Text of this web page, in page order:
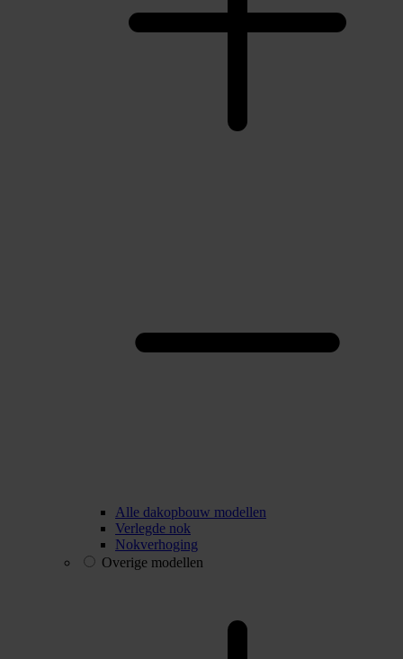
Alle dakopbouw modellen
Verlegde nok
Nokverhoging
Overige modellen